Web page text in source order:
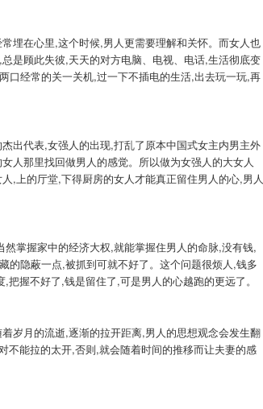
埋在心里,这个时候,男人更需要理解和关怀。而女人也
是顾此失彼,天天的对方电脑、电视、电话,生活彻底变
口经常的关一关机,过一下不插电的生活,出去玩一玩,再
出代表,女强人的出现,打乱了原本中国式女主内男主外
人那里找回做男人的感觉。所以做为女强人的大女人
,上的厅堂,下得厨房的女人才能真正留住男人的心,男人
掌握家中的经济大权,就能掌握住男人的命脉,没有钱,
的隐蔽一点,被抓到可就不好了。这个问题很烦人,钱多
握不好了,钱是留住了,可是男人的心越跑的更远了。
岁月的流逝,逐渐的拉开距离,男人的思想观念会发生翻
不能拉的太开,否则,就会随着时间的推移而让夫妻的感